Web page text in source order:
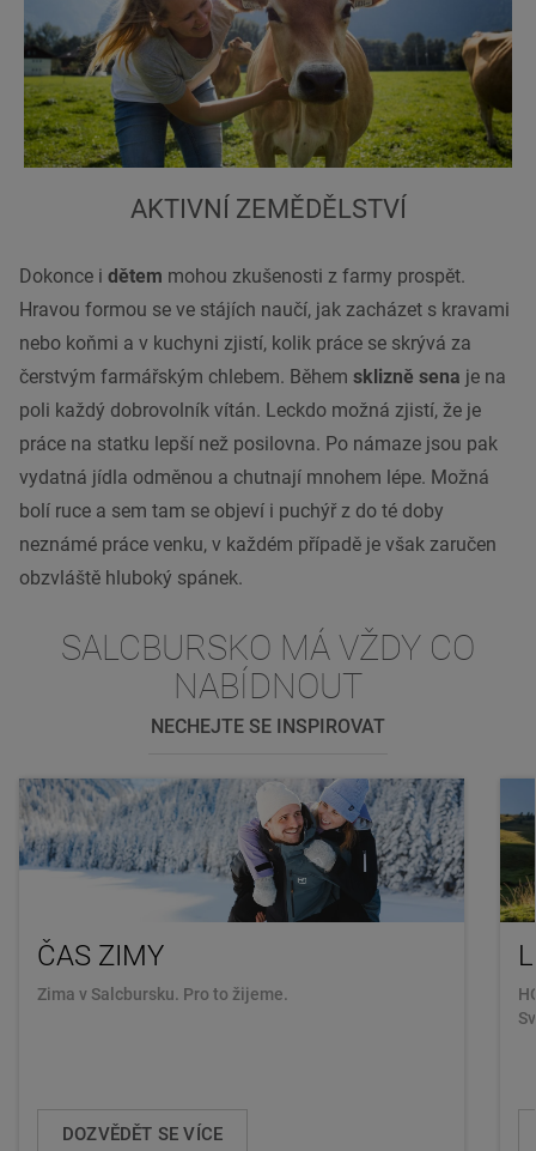
AKTIVNÍ ZEMĚDĚLSTVÍ
Dokonce i dětem mohou zkušenosti z farmy prospět.
Hravou formou se ve stájích naučí, jak zacházet s kravami
nebo koňmi a v kuchyni zjistí, kolik práce se skrývá za
čerstvým farmářským chlebem. Během sklizně sena je na
poli každý dobrovolník vítán. Leckdo možná zjistí, že je
práce na statku lepší než posilovna. Po námaze jsou pak
vydatná jídla odměnou a chutnají mnohem lépe. Možná
bolí ruce a sem tam se objeví i puchýř z do té doby
neznámé práce venku, v každém případě je však zaručen
obzvláště hluboký spánek.
SALCBURSKO MÁ VŽDY CO
NABÍDNOUT
NECHEJTE SE INSPIROVAT
ČAS ZIMY
Zima v Salcbursku. Pro to žijeme.
DOZVĚDĚT SE VÍCE